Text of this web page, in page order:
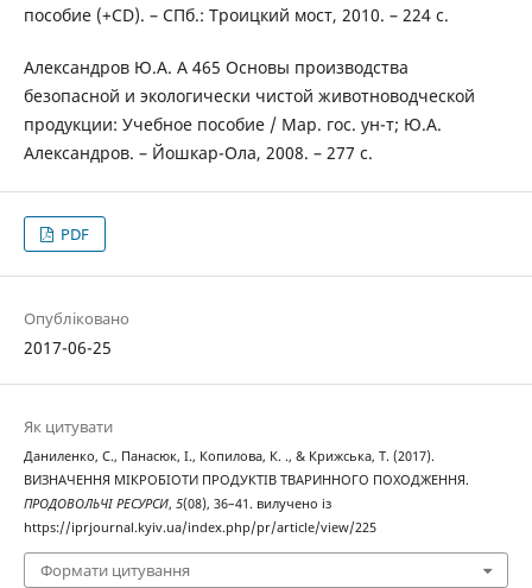
пособие (+CD). – СПб.: Троицкий мост, 2010. – 224 с.
Александров Ю.А. А 465 Основы производства
безопасной и экологически чистой животноводческой
продукции: Учебное пособие / Мар. гос. ун-т; Ю.А.
Александров. – Йошкар-Ола, 2008. – 277 с.
PDF
Опубліковано
2017-06-25
Як цитувати
Даниленко, С., Панасюк, І., Копилова, К. ., & Крижська, Т. (2017).
ВИЗНАЧЕННЯ МІКРОБІОТИ ПРОДУКТІВ ТВАРИННОГО ПОХОДЖЕННЯ.
ПРОДОВОЛЬЧІ РЕСУРСИ, 5(08), 36–41. вилучено із
https://iprjournal.kyiv.ua/index.php/pr/article/view/225
Формати цитування